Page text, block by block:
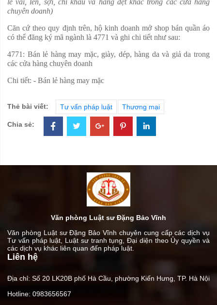
lẻ vải, len, sợi, chỉ khâu và hàng dệt khác trong các cửa hàng
chuyên doanh)
Căn cứ theo quy định trên, hộ kinh doanh mở shop bán quần áo
có thể đăng ký mã ngành là 4771 và ghi chi tiết như sau:
4771: Bán lẻ hàng may mặc, giày, dép, hàng da và giả da trong
các cửa hàng chuyên doanh
Chi tiết: - Bán lẻ hàng may mặc
Thẻ bài viết: Tư vấn pháp luật Thương mại
Chia sẻ:
Văn phòng Luật sư Đặng Bảo Vĩnh
Văn phòng Luật sư Đặng Bảo Vĩnh chuyên cung cấp các dịch vụ
Tư vấn pháp luật, Luật sư tranh tụng, Đại diện theo Ủy quyền và
các dịch vụ khác liên quan đến pháp luật.
Liên hệ
Địa chỉ: Số 20 LK20B phố Hà Cầu, phường Kiến Hưng, TP. Hà Nội
Hotline: 0983656567